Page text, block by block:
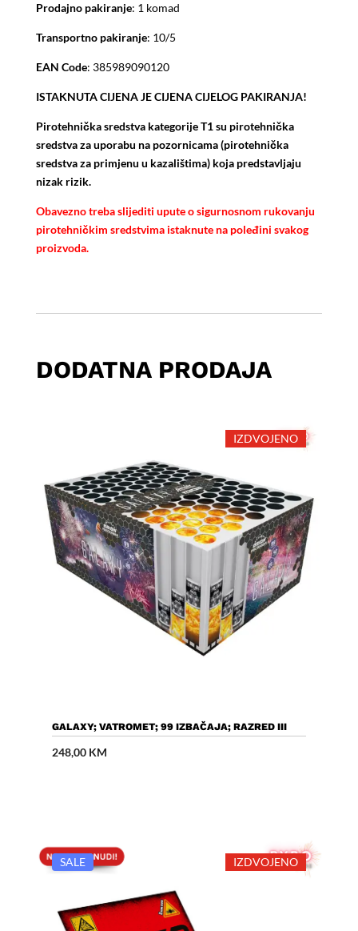
Prodajno pakiranje: 1 komad
Transportno pakiranje: 10/5
EAN Code: 385989090120
ISTAKNUTA CIJENA JE CIJENA CIJELOG PAKIRANJA!
Pirotehnička sredstva kategorije T1 su pirotehnička
sredstva za uporabu na pozornicama (pirotehnička
sredstva za primjenu u kazalištima) koja predstavljaju
nizak rizik.
Obavezno treba slijediti upute o sigurnosnom rukovanju
pirotehničkim sredstvima istaknute na poleđini svakog
proizvoda.
DODATNA PRODAJA
IZDVOJENO
Dodaj U Košaricu
GALAXY; VATROMET; 99 IZBAČAJA; RAZRED III
248,00 KM
SALE IZDVOJENO